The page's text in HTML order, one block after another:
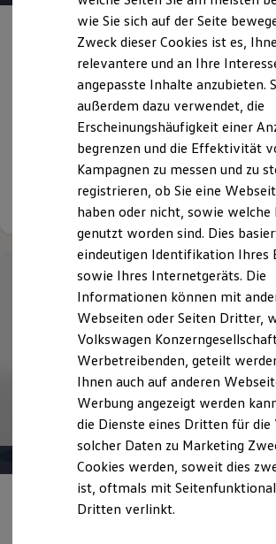
Kosten und Kauf
Kaufoptionen
E-Auto-Förderung
Software und Konnektivität
Die ID. Software 6
ID. Software Versionen und
Digitale Extras
Schnittstellen zu Ihrem ID.
Hybridautos
Marke und Erlebnis
Volkswagen R und R Experience
R-Modelle
R Experience
Driving Experience
Volkswagen entdecken
Werkbesichtigung
Lifestyle Shop
T-Roc Kollektion
Golf Kollektion
ID. Kollektion
Volkswagen Kollektion
R-Kollektion
GTI Kollektion
Fußball Drop
we drive football
#wedriveproud
Besitzer und Service
Software Updates
Service und Ersatzteile
Angebot gültig bis 30.09.2026 Privatkunden
Der T-Roc
Ab 279,00 €mtl. leasen für Privatkunden
Sonderzahlung | 48 Monate Laufzeit |
Fahrleistung: 10.000 km
Details ansehen
Angebot gültig bis 30.09.2026
wie Sie sich auf der Seite
Zweck dieser Cookies ist es,
relevantere und an Ihre
angepasste Inhalte anzubieten.
außerdem dazu verwendet, die
Erscheinungshäufigkeit einer
begrenzen und die Effektivität
Kampagnen zu messen und zu
registrieren, ob Sie eine
haben oder nicht, sowie welche
genutzt worden sind. Dies
eindeutigen Identifikation Ihres
sowie Ihres Internetgeräts. Die
Informationen können mit
Webseiten oder Seiten Dritter,
Volkswagen
Werbetreibenden, geteilt
Ihnen auch auf anderen
Werbung angezeigt werden
die Dienste eines Dritten für die
solcher Daten zu Marketing
Cookies werden, soweit dies
ist, oftmals mit
Dritten verlinkt.